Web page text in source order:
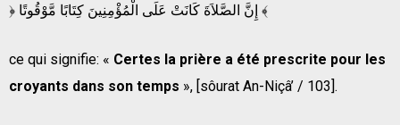
﴿ إِنَّ الصَّلاَةَ كَانَتْ عَلَى الْمُؤْمِنِينَ كِتَابًا مَّوْقُوتًا ﴾
ce qui signifie: « Certes la prière a été prescrite pour les
croyants dans son temps », [sôurat An-Niçâ’ / 103].